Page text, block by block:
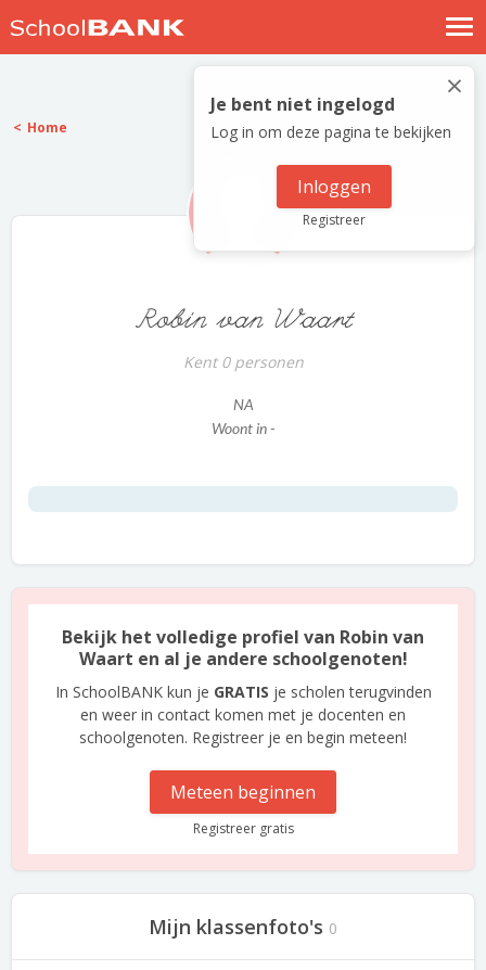
Nostalgische verhalen
Log in
Meld je gratis aan
×
Je bent niet ingelogd
Log in om deze pagina te bekijken
Inloggen
Registreer
Home
Robin van Waart
Kent 0 personen
NA
Woont in -
Bekijk het volledige profiel van Robin van
Waart en al je andere schoolgenoten!
In SchoolBANK kun je GRATIS je scholen terugvinden
en weer in contact komen met je docenten en
schoolgenoten. Registreer je en begin meteen!
Meteen beginnen
Registreer gratis
Mijn klassenfoto's 0